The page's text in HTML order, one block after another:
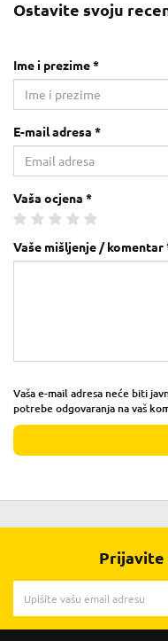
Ostavite svoju
Ime i prezime *
E-mail adresa *
Vaša ocjena *
Vaše mišljenje / komentar
Vaša e-mail adresa neće biti
potrebe odgovaranja na vaš
Prijavite